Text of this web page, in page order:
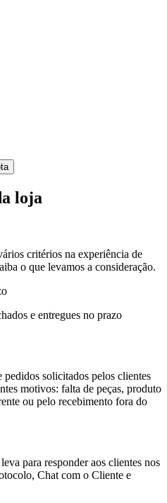
loja
critérios na experiência de
o que levamos a consideração.
e entregues no prazo
pedidos solicitados pelos clientes
motivos: falta de peças, produto
ou pelo recebimento fora do
para responder aos clientes nos
Chat com o Cliente e